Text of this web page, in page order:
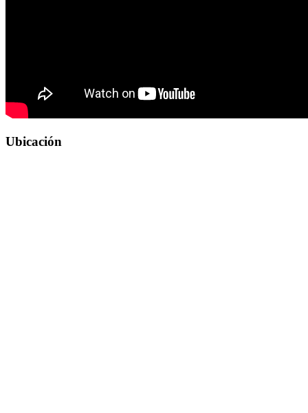
Ubicación